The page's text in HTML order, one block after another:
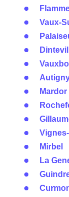
Vaux-
Mardor
Mirbel
La